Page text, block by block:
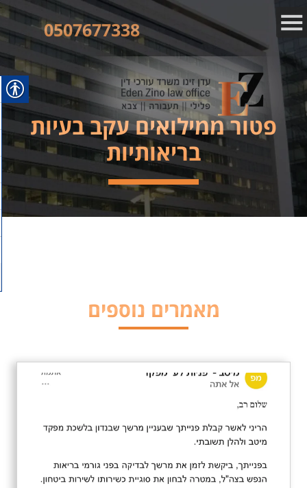
0507677338
פטור ממילואים עקב בעיות
בריאותיות
מאמרים נוספים